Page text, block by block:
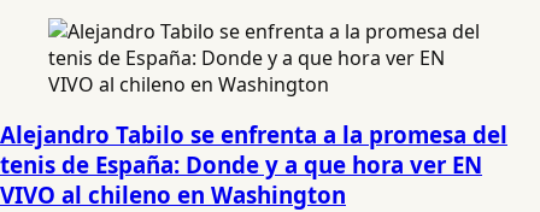
Alejandro Tabilo se enfrenta a la promesa del
tenis de España: Donde y a que hora ver EN
VIVO al chileno en Washington